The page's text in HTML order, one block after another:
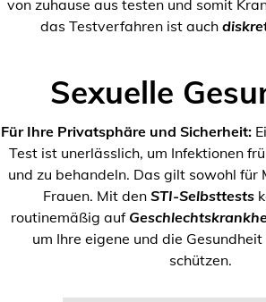
von zuhause aus testen und somit
das Testverfahren ist auch
Sexuelle
Für Ihre Privatsphäre und Sicherheit:
Test ist unerlässlich, um Infektionen
und zu behandeln. Das gilt sowohl für
Frauen. Mit den STI-Selbsttests
routinemäßig auf
um Ihre eigene und die
schützen.